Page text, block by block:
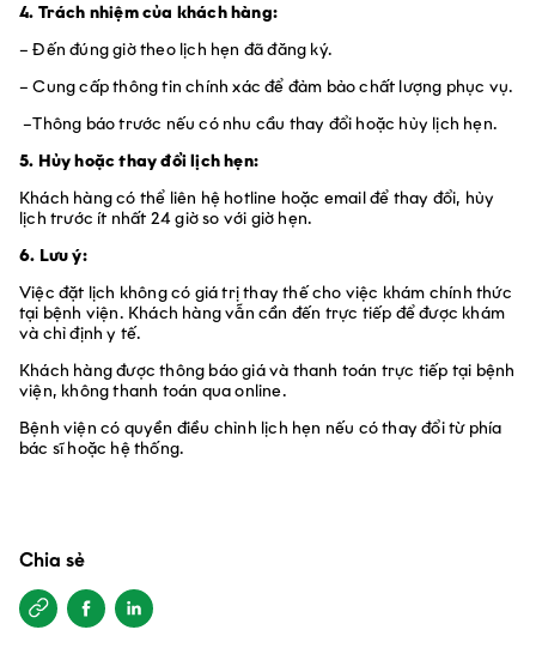
4. Trách nhiệm của khách hàng:
– Đến đúng giờ theo lịch hẹn đã đăng ký.
– Cung cấp thông tin chính xác để đảm bảo chất lượng phục vụ.
–Thông báo trước nếu có nhu cầu thay đổi hoặc hủy lịch hẹn.
5. Hủy hoặc thay đổi lịch hẹn:
Khách hàng có thể liên hệ hotline hoặc email để thay đổi, hủy
lịch trước ít nhất 24 giờ so với giờ hẹn.
6. Lưu ý:
Việc đặt lịch không có giá trị thay thế cho việc khám chính thức
tại bệnh viện. Khách hàng vẫn cần đến trực tiếp để được khám
và chỉ định y tế.
Khách hàng được thông báo giá và thanh toán trực tiếp tại bệnh
viện, không thanh toán qua online.
Bệnh viện có quyền điều chỉnh lịch hẹn nếu có thay đổi từ phía
bác sĩ hoặc hệ thống.
Chia sẻ